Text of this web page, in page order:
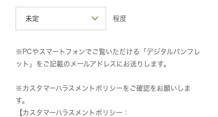
程度
※PCやスマートフォンでご覧いただける「デジタルパンフレ
ット」をご記載のメールアドレスにお送りします。
※カスタマーハラスメントポリシーをご確認をお願いしま
す。
【カスタマーハラスメントポリシー：